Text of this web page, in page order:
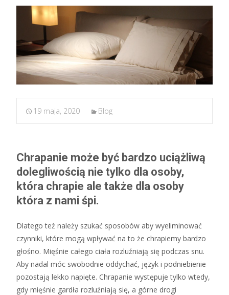
19 maja, 2020 Blog
Chrapanie może być bardzo uciążliwą
dolegliwością nie tylko dla osoby,
która chrapie ale także dla osoby
która z nami śpi.
Dlatego też należy szukać sposobów aby wyeliminować
czynniki, które mogą wpływać na to że chrapiemy bardzo
głośno. Mięśnie całego ciała rozluźniają się podczas snu.
Aby nadal móc swobodnie oddychać, język i podniebienie
pozostają lekko napięte. Chrapanie występuje tylko wtedy,
gdy mięśnie gardła rozluźniają się, a górne drogi